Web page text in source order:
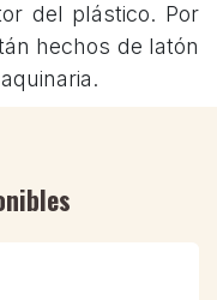
del plástico. Por
hechos de latón